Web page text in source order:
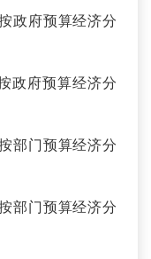
府预算经济分
府预算经济分
门预算经济分
门预算经济分